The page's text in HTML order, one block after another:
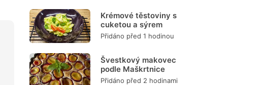
Krémové těstoviny s
cuketou a sýrem
Přidáno před 1 hodinou
Švestkový makovec
podle Maškrtnice
Přidáno před 2 hodinami